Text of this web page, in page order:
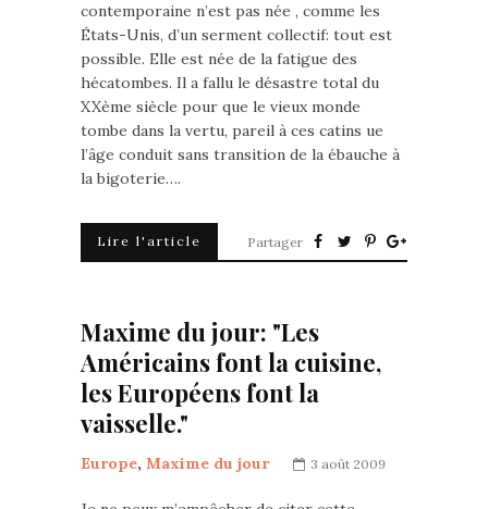
contemporaine n’est pas née , comme les
États-Unis, d’un serment collectif: tout est
possible. Elle est née de la fatigue des
hécatombes. Il a fallu le désastre total du
XXème siècle pour que le vieux monde
tombe dans la vertu, pareil à ces catins ue
l’âge conduit sans transition de la ébauche à
la bigoterie….
Lire l'article Partager
Maxime du jour: "Les
Américains font la cuisine,
les Européens font la
vaisselle."
Europe, Maxime du jour 3 août 2009